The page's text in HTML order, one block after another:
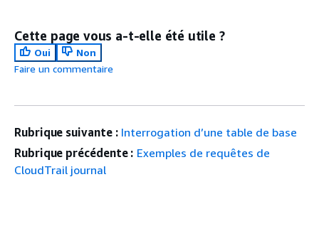
Cette page vous a-t-elle été utile ?
Oui
Non
Faire un commentaire
Rubrique suivante : Interrogation d’une table de base
Rubrique précédente : Exemples de requêtes de
CloudTrail journal